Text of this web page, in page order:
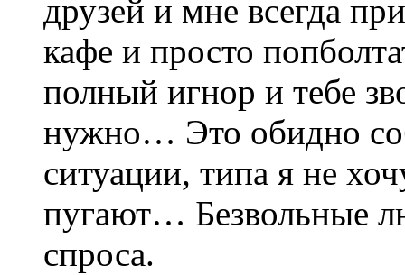
друзей и мне всегда
кафе и просто
полный игнор и тебе
нужно… Это обидно
ситуации, типа я не
пугают… Безвольные
спроса.